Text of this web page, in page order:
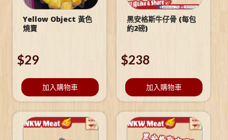
Yellow Object 黃色
燒賣
$29
加入購物車
黑安格斯牛仔骨 (每包
約2磅)
$238
加入購物車